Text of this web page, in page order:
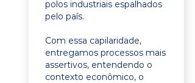
polos industriais espalhados
pelo país.
Com essa capilaridade,
entregamos processos mais
assertivos, entendendo o
contexto econômico, o